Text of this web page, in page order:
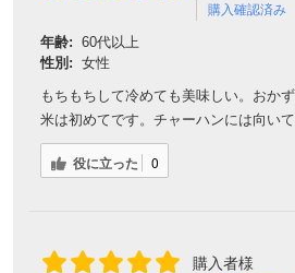
購入確認済み
年齢: 60代以上
性別: 女性
もちもちして冷めても美味しい。おか
米は初めてです。チャーハンには向いて
役に立った 0
購入者様